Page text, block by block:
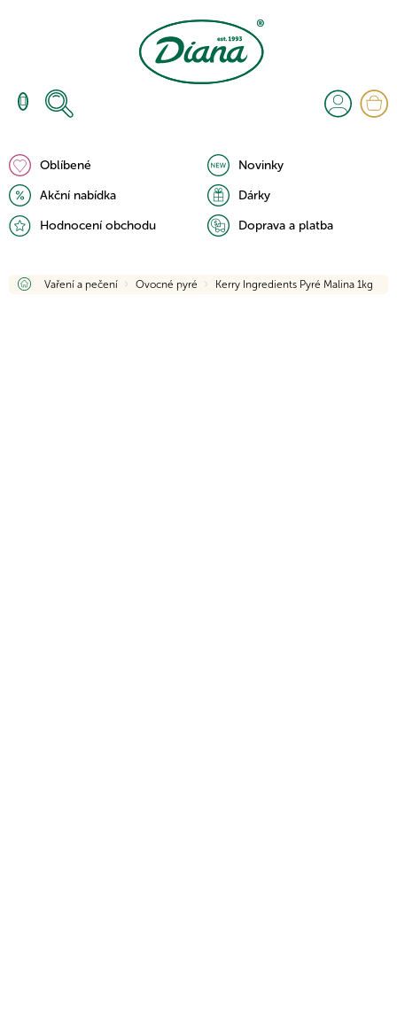
Oblíbené
Novinky
Akční nabídka
Dárky
Hodnocení obchodu
Doprava a platba
Domů
Vaření a pečení Ovocné pyré Kerry Ingredients Pyré Malina 1kg